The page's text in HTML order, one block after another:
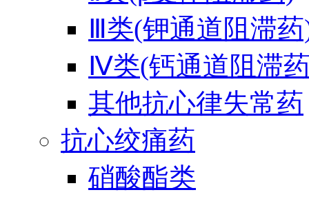
Ⅲ类(钾通道阻滞
Ⅳ类(钙通道阻滞
其他抗心律失常药
抗心绞痛药
硝酸酯类